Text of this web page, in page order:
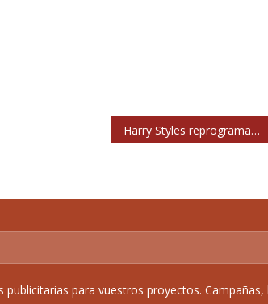
Harry Styles reprograma su concierto en el WiZink Center al 29 de julio
para vuestros proyectos. Campañas,